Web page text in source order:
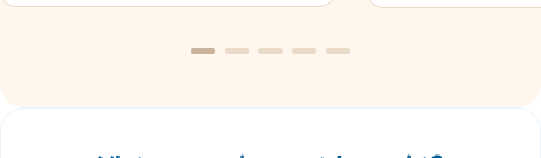
Refurbished
aantal